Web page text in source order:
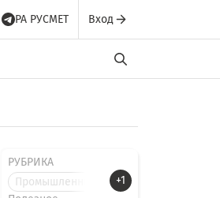
РА РУСМЕТ Вход
РУБРИКА
Промышленные новости
+1